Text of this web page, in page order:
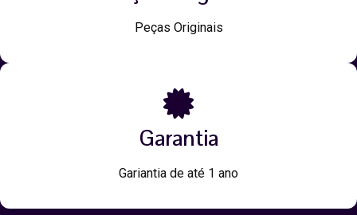
Peças Originais
Garantia
Gariantia de até 1 ano